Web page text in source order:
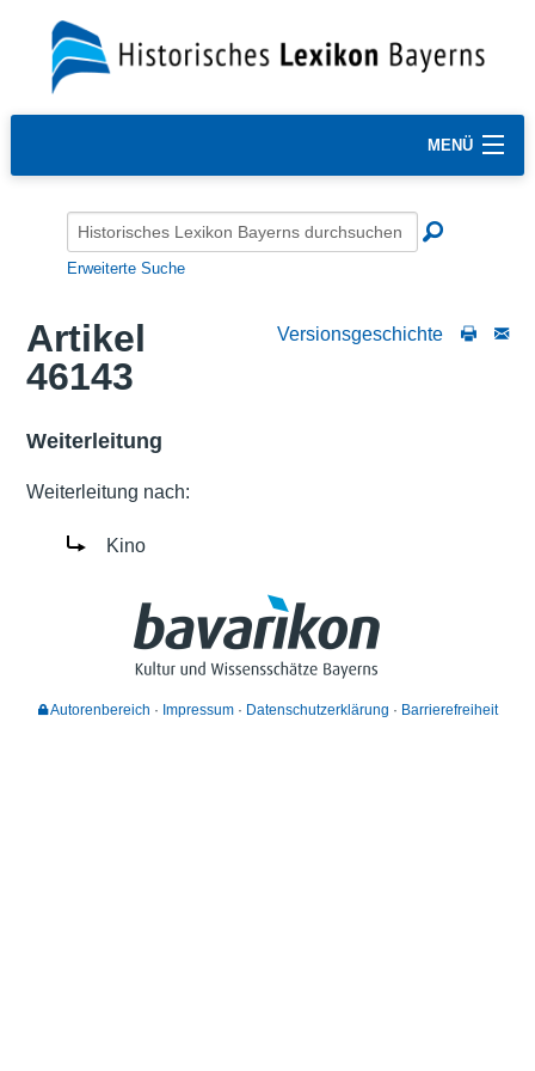
MENÜ
Erweiterte Suche
Versionsgeschichte
Artikel
46143
Weiterleitung
Weiterleitung nach:
Kino
Autorenbereich Impressum Datenschutzerklärung Barrierefreiheit